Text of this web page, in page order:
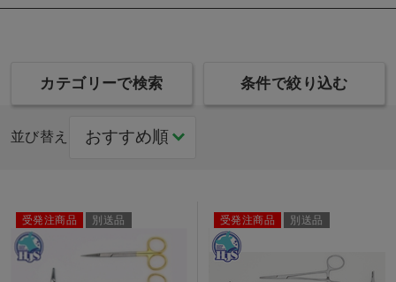
カテゴリーで検索 条件で絞り込む
並び替え
受発注商品 別送品 受発注商品 別送品